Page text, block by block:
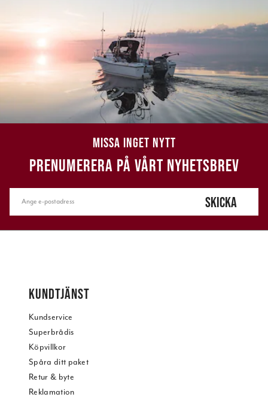
MISSA INGET NYTT
PRENUMERERA PÅ VÅRT NYHETSBREV
SKICKA
KUNDTJÄNST
Kundservice
Superbrådis
Köpvillkor
Spåra ditt paket
Retur & byte
Reklamation